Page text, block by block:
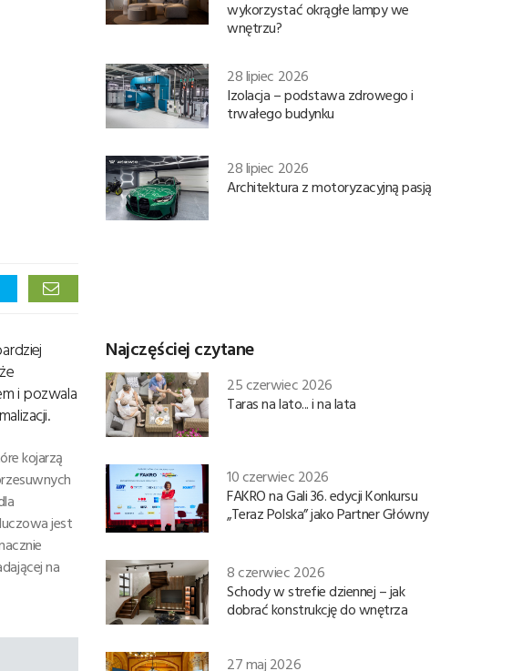
i pozwala
kojarzą
jest
na
wykorzystać okrągłe lampy we
wnętrzu?
28 lipiec 2026
Izolacja – podstawa zdrowego i
trwałego budynku
28 lipiec 2026
Architektura z motoryzacyjną pasją
Najczęściej czytane
25 czerwiec 2026
Taras na lato... i na lata
10 czerwiec 2026
FAKRO na Gali 36. edycji Konkursu
„Teraz Polska” jako Partner Główny
8 czerwiec 2026
Schody w strefie dziennej – jak
dobrać konstrukcję do wnętrza
27 maj 2026